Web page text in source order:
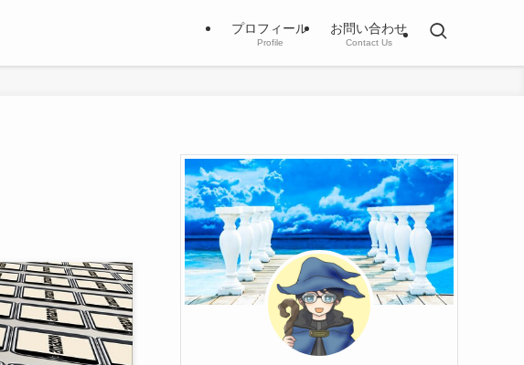
プロフィール
Profile
お問い合わせ
Contact Us